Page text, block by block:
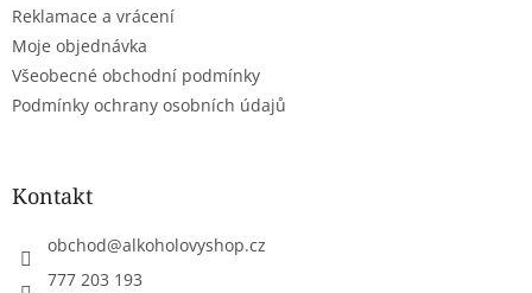
Reklamace a vrácení
Moje objednávka
Všeobecné obchodní podmínky
Podmínky ochrany osobních údajů
Kontakt
obchod@alkoholovyshop.cz
777 203 193